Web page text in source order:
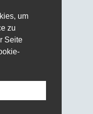
um
zu
Seite